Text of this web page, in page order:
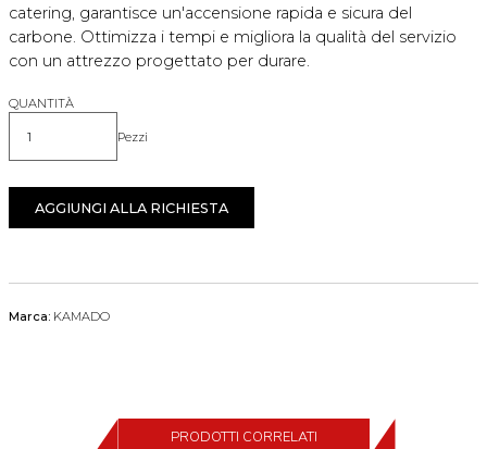
catering, garantisce un'accensione rapida e sicura del
carbone. Ottimizza i tempi e migliora la qualità del servizio
con un attrezzo progettato per durare.
QUANTITÀ
Quantità Pezzi
AGGIUNGI ALLA RICHIESTA
Marca: KAMADO
PRODOTTI CORRELATI